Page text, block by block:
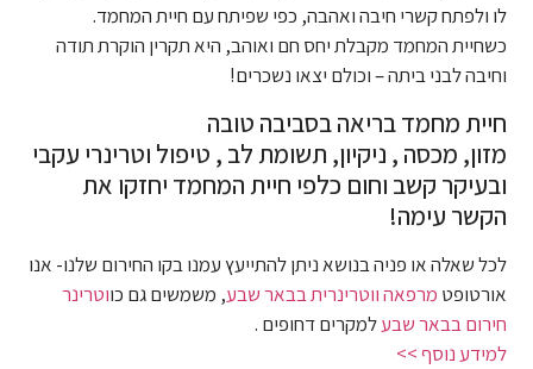
לו ולפתח קשרי חיבה ואהבה, כפי שפיתח עם חיית המחמד.
כשחיית המחמד מקבלת יחס חם ואוהב, היא תקרין הוקרת תודה
וחיבה לבני ביתה – וכולם יצאו נשכרים!
חיית מחמד בריאה בסביבה טובה
מזון, מכסה , ניקיון, תשומת לב , טיפול וטרינרי עקבי
ובעיקר קשב וחום כלפי חיית המחמד יחזקו את
הקשר עימה!
לכל שאלה או פניה בנושא ניתן להתייעץ עמנו בקו החירום שלנו- אנו
אורטופט מרפאה ווטרינרית בבאר שבע, משמשים גם כווטרינר
חירום בבאר שבעלמקרים דחופים .
למידע נוסף >>